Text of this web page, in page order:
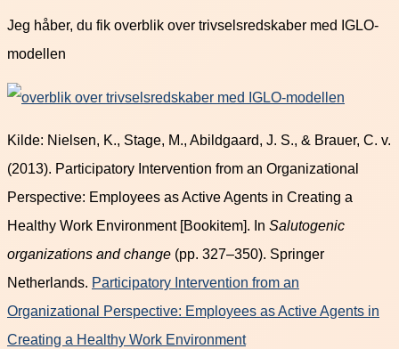
Jeg håber, du fik overblik over trivselsredskaber med IGLO-
modellen
Kilde: Nielsen, K., Stage, M., Abildgaard, J. S., & Brauer, C. v.
(2013). Participatory Intervention from an Organizational
Perspective: Employees as Active Agents in Creating a
Healthy Work Environment [Bookitem]. In Salutogenic
organizations and change (pp. 327–350). Springer
Netherlands. Participatory Intervention from an
Organizational Perspective: Employees as Active Agents in
Creating a Healthy Work Environment